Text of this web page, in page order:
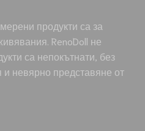
продукти са за
RenoDoll не
са непокътнати, без
и невярно представяне от